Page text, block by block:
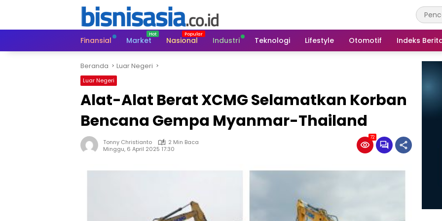
Finansial
Market Nasional Industri Teknologi Lifestyle Otomotif Indeks
Beranda Luar Negeri
Luar Negeri
Alat-Alat Berat XCMG Selamatkan Korban
Bencana Gempa Myanmar-Thailand
Tonny Christianto
2 Min Baca
Minggu, 6 April 2025 17:30
72